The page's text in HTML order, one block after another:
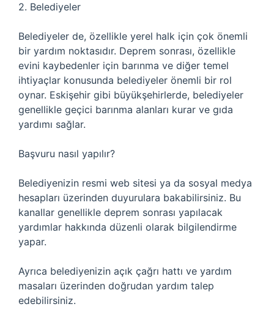
2. Belediyeler
Belediyeler de, özellikle yerel halk için çok önemli
bir yardım noktasıdır. Deprem sonrası, özellikle
evini kaybedenler için barınma ve diğer temel
ihtiyaçlar konusunda belediyeler önemli bir rol
oynar. Eskişehir gibi büyükşehirlerde, belediyeler
genellikle geçici barınma alanları kurar ve gıda
yardımı sağlar.
Başvuru nasıl yapılır?
Belediyenizin resmi web sitesi ya da sosyal medya
hesapları üzerinden duyurulara bakabilirsiniz. Bu
kanallar genellikle deprem sonrası yapılacak
yardımlar hakkında düzenli olarak bilgilendirme
yapar.
Ayrıca belediyenizin açık çağrı hattı ve yardım
masaları üzerinden doğrudan yardım talep
edebilirsiniz.